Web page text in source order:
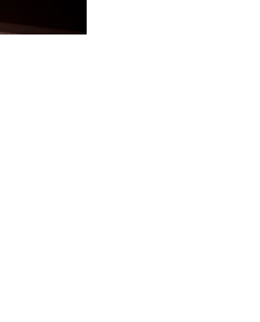
提前预约）
提前预约）
）
）
预约）